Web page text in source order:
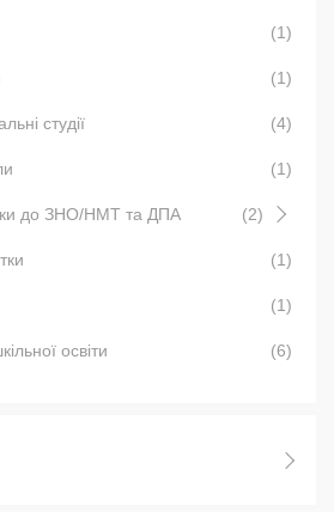
(1)
(1)
студії (4)
(1)
до ЗНО/НМТ та ДПА (2)
(1)
(1)
освіти (6)